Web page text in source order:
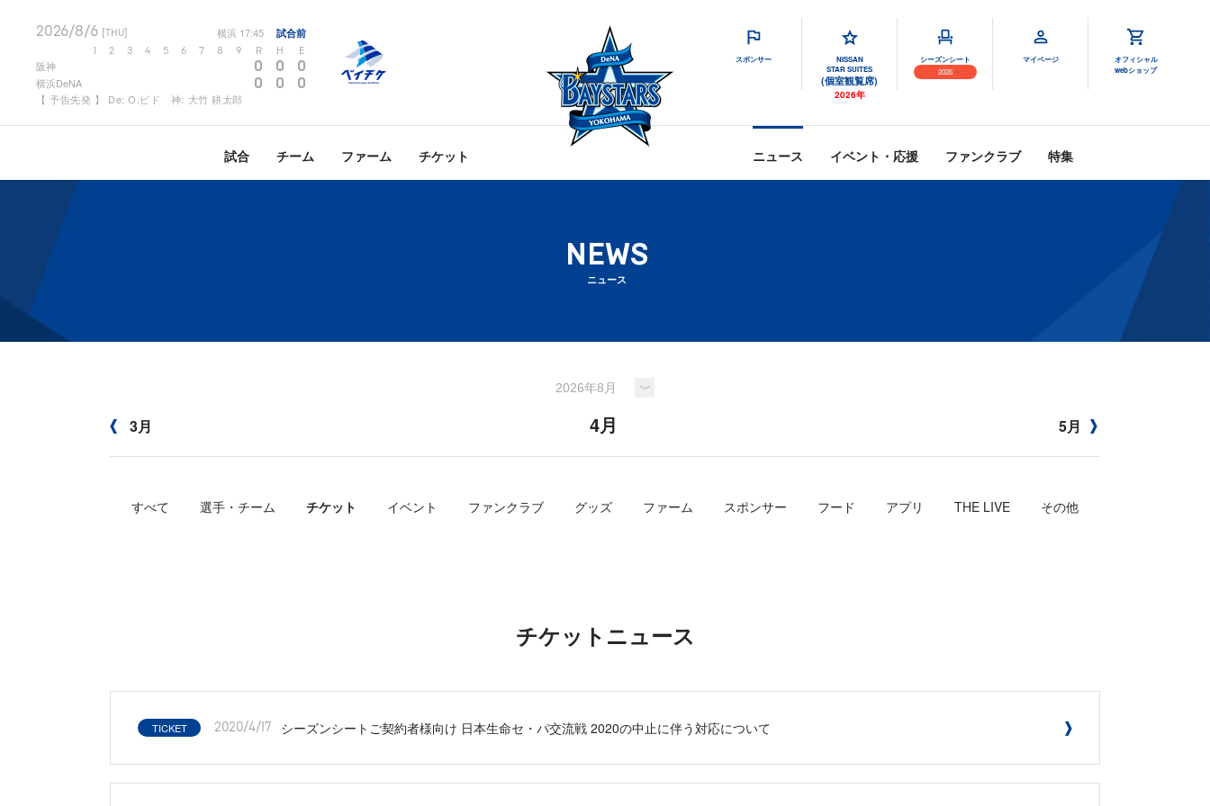
2026/8/6 [THU] 横浜 17:45 試合前
2 3 4 5 6 7 8 9 R H E
阪神 0 0 0
横浜DeNA 0 0 0
【 予告先発 】 De: O.ビド 神: 大竹 耕太郎
スポンサー
NISSAN
STAR SUITES
(個室観覧席)
2026年
シーズンシート
2026
マイページ
オフィシャル
webショップ
試合 チーム ファーム チケット ニュース イベント・応援 ファンクラブ 特集
NEWS
ニュース
3月 4月 5月
すべて 選手・チーム チケット イベント ファンクラブ グッズ ファーム スポンサー フード アプリ THE LIVE その他
チケットニュース
TICKET 2020/4/17 シーズンシートご契約者様向け 日本生命セ・パ交流戦 2020の中止に伴う対応について